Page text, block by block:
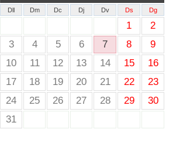
Dll Dm Dc Dj Dv Ds Dg
1
2
3
4 5 6 7 8
9
10
11 12 13 14 15
16
17
18 19 20 21 22
23
24
25 26 27 28 29
30
31